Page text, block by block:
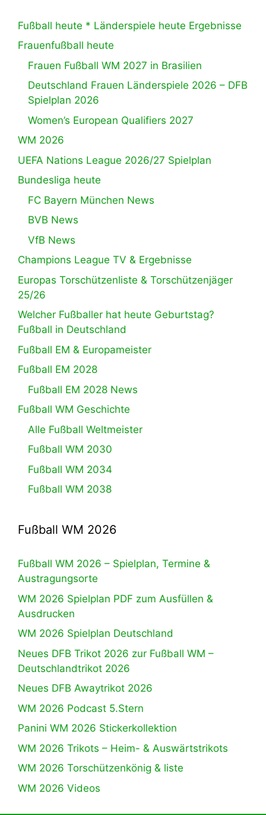
Fußball heute * Länderspiele heute Ergebnisse
Frauenfußball heute
Frauen Fußball WM 2027 in Brasilien
Deutschland Frauen Länderspiele 2026 – DFB
Spielplan 2026
Women’s European Qualifiers 2027
WM 2026
UEFA Nations League 2026/27 Spielplan
Bundesliga heute
FC Bayern München News
BVB News
VfB News
Champions League TV & Ergebnisse
Europas Torschützenliste & Torschützenjäger
25/26
Welcher Fußballer hat heute Geburtstag?
Fußball in Deutschland
Fußball EM & Europameister
Fußball EM 2028
Fußball EM 2028 News
Fußball WM Geschichte
Alle Fußball Weltmeister
Fußball WM 2030
Fußball WM 2034
Fußball WM 2038
Fußball WM 2026
Fußball WM 2026 – Spielplan, Termine &
Austragungsorte
WM 2026 Spielplan PDF zum Ausfüllen &
Ausdrucken
WM 2026 Spielplan Deutschland
Neues DFB Trikot 2026 zur Fußball WM –
Deutschlandtrikot 2026
Neues DFB Awaytrikot 2026
WM 2026 Podcast 5.Stern
Panini WM 2026 Stickerkollektion
WM 2026 Trikots – Heim- & Auswärtstrikots
WM 2026 Torschützenkönig & liste
WM 2026 Videos